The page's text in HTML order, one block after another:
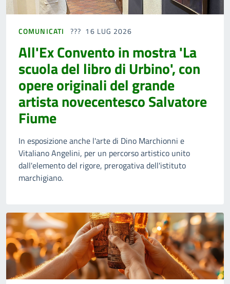
COMUNICATI 16 LUG 2026
All'Ex Convento in mostra 'La
scuola del libro di Urbino', con
opere originali del grande
artista novecentesco Salvatore
Fiume
In esposizione anche l'arte di Dino Marchionni e
Vitaliano Angelini, per un percorso artistico unito
dall'elemento del rigore, prerogativa dell'istituto
marchigiano.